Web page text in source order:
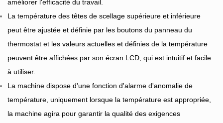
améliorer l'efficacité du travail.
La température des têtes de scellage supérieure et inférieure
peut être ajustée et définie par les boutons du panneau du
thermostat et les valeurs actuelles et définies de la température
peuvent être affichées par son écran LCD, qui est intuitif et facile
à utiliser.
La machine dispose d'une fonction d'alarme d'anomalie de
température, uniquement lorsque la température est appropriée,
la machine agira pour garantir la qualité des exigences